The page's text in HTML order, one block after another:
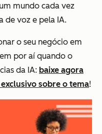
mundo cada vez
de voz e pela IA.
o seu negócio em
por aí quando o
da IA: baixe agora
sobre o tema!